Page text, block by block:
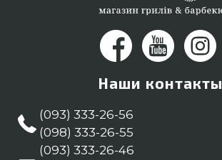
Наши контакты
(093) 333-26-56
(098) 333-26-55
(093) 333-26-46